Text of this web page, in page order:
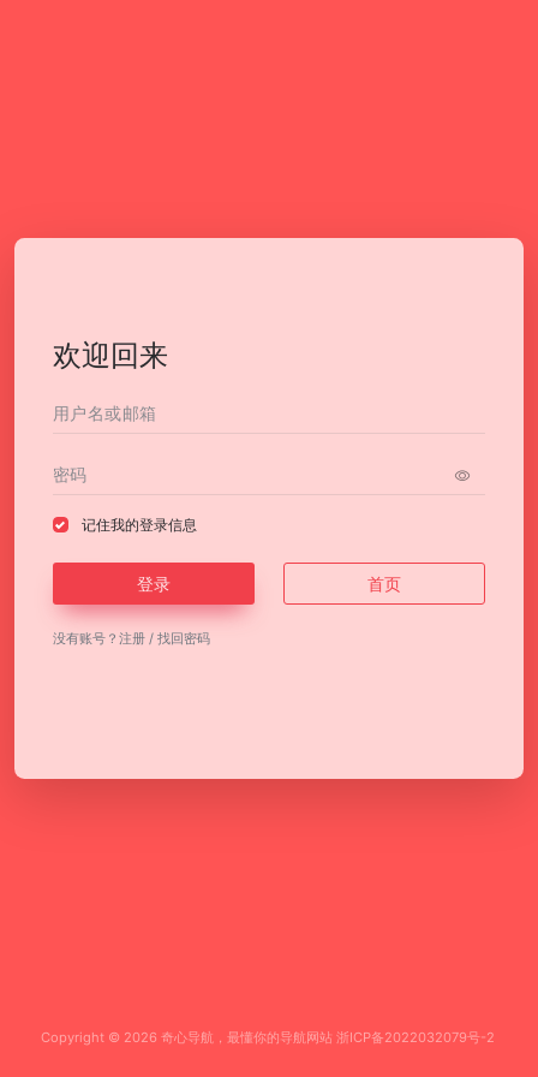
欢迎回来
记住我的登录信息
登录 首页
没有账号？ 注册 / 找回密码
Copyright © 2026 奇心导航，最懂你的导航网站 浙ICP备2022032079号-2